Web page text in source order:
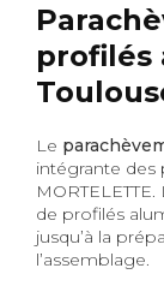
profilés
Le
intégrante des
de profilés
jusqu’à la
l’assemblage.